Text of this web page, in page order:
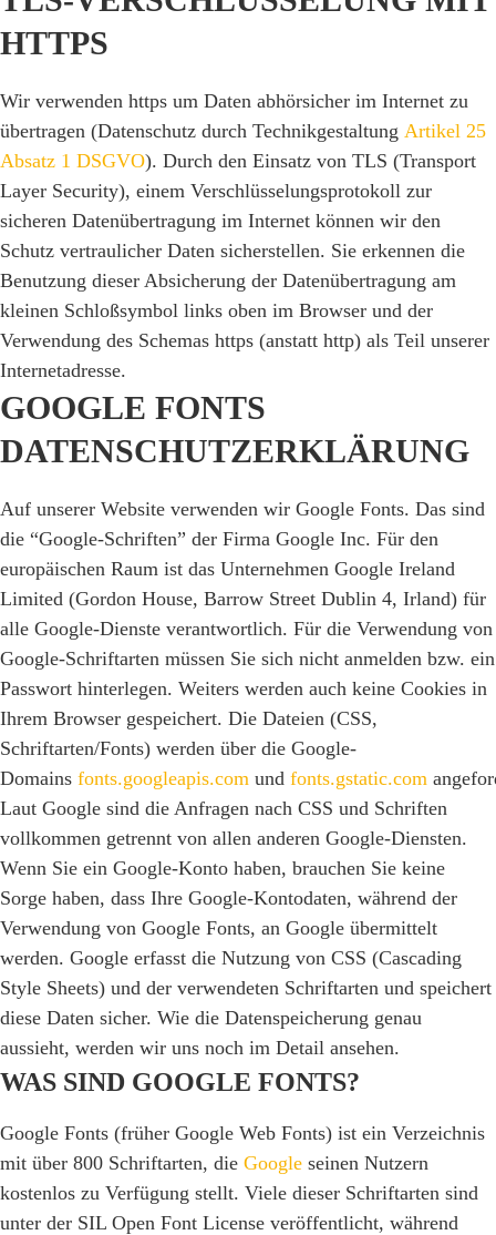
HTTPS
Wir verwenden https um Daten abhörsicher im Internet zu
übertragen (Datenschutz durch Technikgestaltung Artikel 25
Absatz 1 DSGVO). Durch den Einsatz von TLS (Transport
Layer Security), einem Verschlüsselungsprotokoll zur
sicheren Datenübertragung im Internet können wir den
Schutz vertraulicher Daten sicherstellen. Sie erkennen die
Benutzung dieser Absicherung der Datenübertragung am
kleinen Schloßsymbol links oben im Browser und der
Verwendung des Schemas https (anstatt http) als Teil unserer
Internetadresse.
GOOGLE FONTS
DATENSCHUTZERKLÄRUNG
Auf unserer Website verwenden wir Google Fonts. Das sind
die “Google-Schriften” der Firma Google Inc. Für den
europäischen Raum ist das Unternehmen Google Ireland
Limited (Gordon House, Barrow Street Dublin 4, Irland) für
alle Google-Dienste verantwortlich. Für die Verwendung von
Google-Schriftarten müssen Sie sich nicht anmelden bzw. ein
Passwort hinterlegen. Weiters werden auch keine Cookies in
Ihrem Browser gespeichert. Die Dateien (CSS,
Schriftarten/Fonts) werden über die Google-
Domains fonts.googleapis.com und fonts.gstatic.com
Laut Google sind die Anfragen nach CSS und Schriften
vollkommen getrennt von allen anderen Google-Diensten.
Wenn Sie ein Google-Konto haben, brauchen Sie keine
Sorge haben, dass Ihre Google-Kontodaten, während der
Verwendung von Google Fonts, an Google übermittelt
werden. Google erfasst die Nutzung von CSS (Cascading
Style Sheets) und der verwendeten Schriftarten und speichert
diese Daten sicher. Wie die Datenspeicherung genau
aussieht, werden wir uns noch im Detail ansehen.
WAS SIND GOOGLE FONTS?
Google Fonts (früher Google Web Fonts) ist ein Verzeichnis
mit über 800 Schriftarten, die Google seinen Nutzern
kostenlos zu Verfügung stellt. Viele dieser Schriftarten sind
unter der SIL Open Font License veröffentlicht, während